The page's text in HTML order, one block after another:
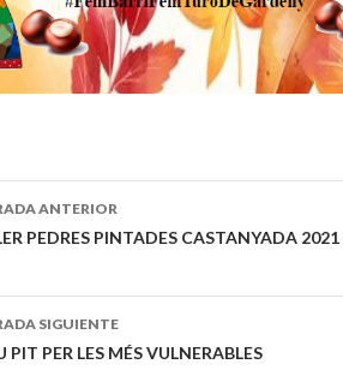
ANTERIOR
PEDRES PINTADES CASTANYADA
SIGUIENTE
PIT PER LES MÉS VULNERABLES